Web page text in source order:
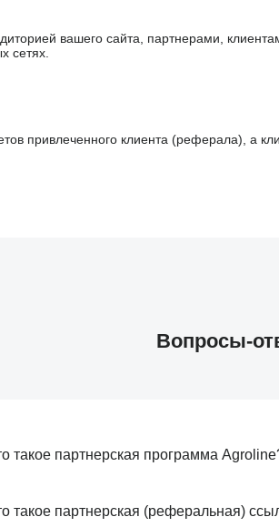
вашего сайта, партнерами,
сетях.
привлеченного клиента (реферала), а
Вопросы-
такое партнерская программа
такое партнерская (реферальная)